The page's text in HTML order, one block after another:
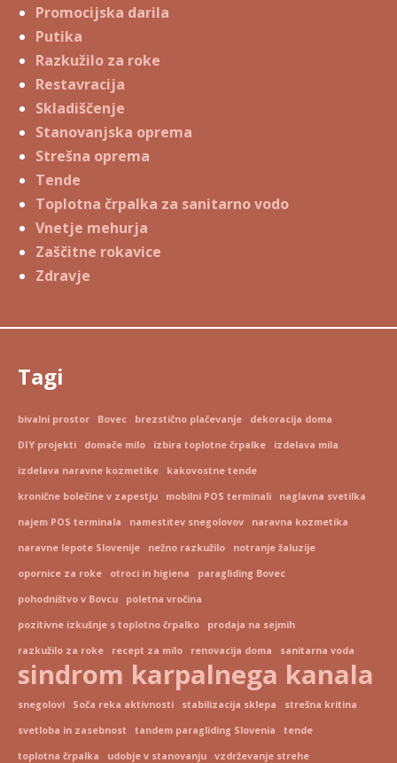
Promocijska darila
Putika
Razkužilo za roke
Restavracija
Skladiščenje
Stanovanjska oprema
Strešna oprema
Tende
Toplotna črpalka za sanitarno vodo
Vnetje mehurja
Zaščitne rokavice
Zdravje
Tagi
bivalni prostor Bovec brezstično plačevanje dekoracija doma
DIY projekti domače milo izbira toplotne črpalke izdelava mila
izdelava naravne kozmetike kakovostne tende
kronične bolečine v zapestju mobilni POS terminali naglavna svetilka
najem POS terminala namestitev snegolovov naravna kozmetika
naravne lepote Slovenije nežno razkužilo notranje žaluzije
opornice za roke otroci in higiena paragliding Bovec
pohodništvo v Bovcu poletna vročina
pozitivne izkušnje s toplotno črpalko prodaja na sejmih
razkužilo za roke recept za milo renovacija doma sanitarna voda
sindrom karpalnega kanala
snegolovi Soča reka aktivnosti stabilizacija sklepa strešna kritina
svetloba in zasebnost tandem paragliding Slovenia tende
toplotna črpalka udobje v stanovanju vzdrževanje strehe